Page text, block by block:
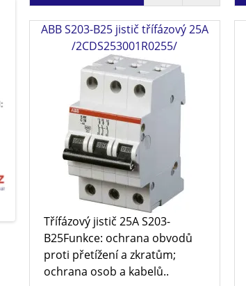
ABB S203-B25 jistič třífázový 25A
/2CDS253001R0255/
Třífázový jistič 25A S203-
B25Funkce: ochrana obvodů
proti přetížení a zkratům;
ochrana osob a kabelů..